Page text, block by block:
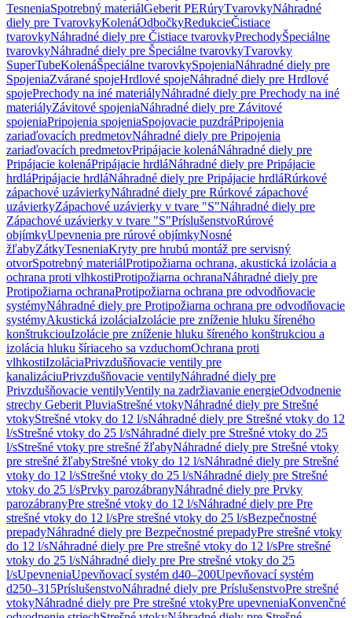
TesneniaSpotrebný materiálGeberit PERúryTvarovkyNáhradné
diely pre TvarovkyKolenáOdbočkyRedukcieČistiace
tvarovkyNáhradné diely pre Čistiace tvarovkyPrechodyŠpeciálne
tvarovkyNáhradné diely pre Špeciálne tvarovkyTvarovky
SuperTubeKolenáŠpeciálne tvarovkySpojeniaNáhradné diely pre
SpojeniaZvárané spojeHrdlové spojeNáhradné diely pre Hrdlové
spojePrechody na iné materiályNáhradné diely pre Prechody na iné
materiályZávitové spojeniaNáhradné diely pre Závitové
spojeniaPripojenia spojeniaSpojovacie puzdráPripojenia
zariaďovacích predmetovNáhradné diely pre Pripojenia
zariaďovacích predmetovPripájacie kolenáNáhradné diely pre
Pripájacie kolenáPripájacie hrdláNáhradné diely pre Pripájacie
hrdláPripájacie hrdláNáhradné diely pre Pripájacie hrdláRúrkové
zápachové uzávierkyNáhradné diely pre Rúrkové zápachové
uzávierkyZápachové uzávierky v tvare "S"Náhradné diely pre
Zápachové uzávierky v tvare "S"PríslušenstvoRúrové
objímkyUpevnenia pre rúrové objímkyNosné
žľabyZátkyTesneniaKryty pre hrubú montáž pre servisný
otvorSpotrebný materiálProtipožiarna ochrana, akustická izolácia a
ochrana proti vlhkostiProtipožiarna ochranaNáhradné diely pre
Protipožiarna ochranaProtipožiarna ochrana pre odvodňovacie
systémyNáhradné diely pre Protipožiarna ochrana pre odvodňovacie
systémyAkustická izoláciaIzolácie pre zníženie hluku šíreného
konštrukciouIzolácie pre zníženie hluku šíreného konštrukciou a
izolácia hluku šíriaceho sa vzduchomOchrana proti
vlhkostiIzoláciaPrivzdušňovacie ventily pre
kanalizáciuPrivzdušňovacie ventilyNáhradné diely pre
Privzdušňovacie ventilyVentily na zadržiavanie energieOdvodnenie
strechy Geberit PluviaStrešné vtokyNáhradné diely pre Strešné
vtokyStrešné vtoky do 12 l/sNáhradné diely pre Strešné vtoky do 12
l/sStrešné vtoky do 25 l/sNáhradné diely pre Strešné vtoky do 25
l/sStrešné vtoky pre strešné žľabyNáhradné diely pre Strešné vtoky
pre strešné žľabyStrešné vtoky do 12 l/sNáhradné diely pre Strešné
vtoky do 12 l/sStrešné vtoky do 25 l/sNáhradné diely pre Strešné
vtoky do 25 l/sPrvky parozábranyNáhradné diely pre Prvky
parozábranyPre strešné vtoky do 12 l/sNáhradné diely pre Pre
strešné vtoky do 12 l/sPre strešné vtoky do 25 l/sBezpečnostné
prepadyNáhradné diely pre Bezpečnostné prepadyPre strešné vtoky
do 12 l/sNáhradné diely pre Pre strešné vtoky do 12 l/sPre strešné
vtoky do 25 l/sNáhradné diely pre Pre strešné vtoky do 25
l/sUpevneniaUpevňovací systém d40–200Upevňovací systém
d250–315PríslušenstvoNáhradné diely pre PríslušenstvoPre strešné
vtokyNáhradné diely pre Pre strešné vtokyPre upevneniaKonvenčné